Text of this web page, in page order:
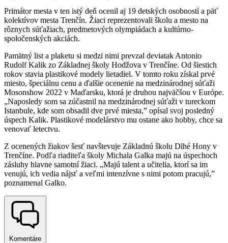
Primátor mesta v ten istý deň ocenil aj 19 detských osobností a päť
kolektívov mesta Trenčín. Žiaci reprezentovali školu a mesto na
rôznych súťažiach, predmetových olympiádach a kultúrno-
spoločenských akciách.
Pamätný list a plaketu si medzi nimi prevzal deviatak Antonio
Rudolf Kalik zo Základnej školy Hodžova v Trenčíne. Od šiestich
rokov stavia plastikové modely lietadiel. V tomto roku získal prvé
miesto, špeciálnu cenu a ďalšie ocenenie na medzinárodnej súťaži
Mosonshow 2022 v Maďarsku, ktorá je druhou najväčšou v Európe.
„Naposledy som sa zúčastnil na medzinárodnej súťaži v tureckom
Istanbule, kde som obsadil dve prvé miesta,” opísal svoj posledný
úspech Kalik. Plastikové modelárstvo mu ostane ako hobby, chce sa
venovať letectvu.
Z ocenených žiakov šesť navštevuje Základnú školu Dlhé Hony v
Trenčíne. Podľa riaditeľa školy Michala Galka majú na úspechoch
zásluhy hlavne samotní žiaci. „Majú talent a učitelia, ktorí sa im
venujú, ich vedia nájsť a veľmi intenzívne s nimi potom pracujú,”
poznamenal Galko.
Komentáre